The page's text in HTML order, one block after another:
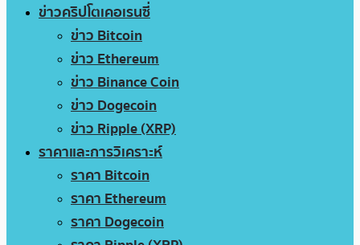
ข่าวคริปโตเคอเรนซี่
ข่าว Bitcoin
ข่าว Ethereum
ข่าว Binance Coin
ข่าว Dogecoin
ข่าว Ripple (XRP)
ราคาและการวิเคราะห์
ราคา Bitcoin
ราคา Ethereum
ราคา Dogecoin